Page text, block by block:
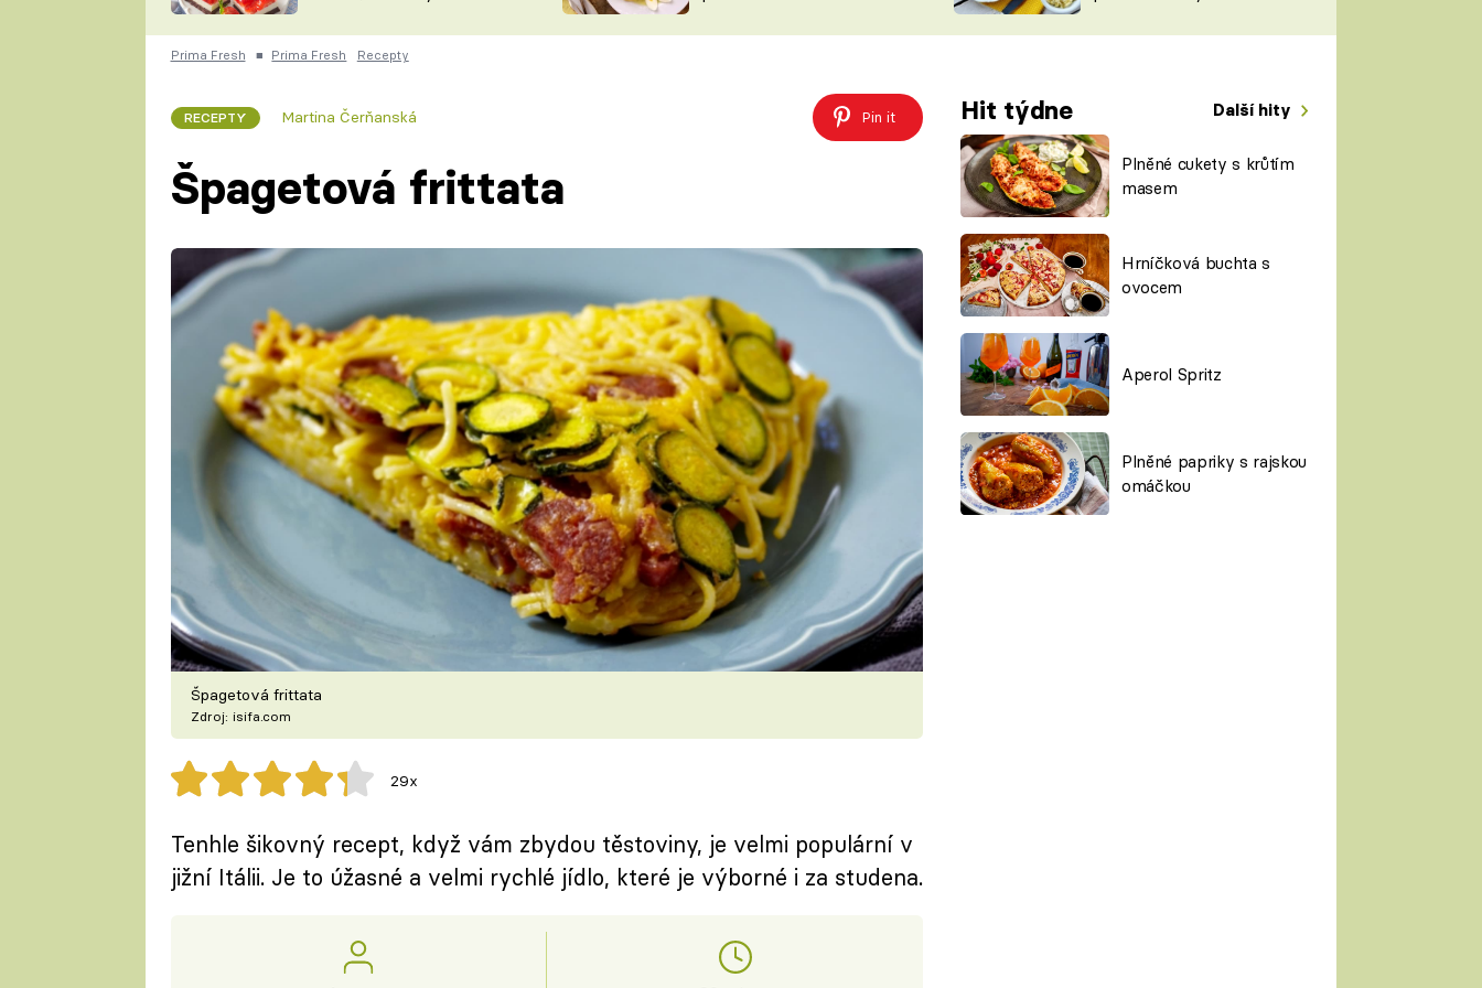
ČESKO NA TALÍŘI
KUCHAŘKA
VYCHYTÁVKY
ŠÉFREDAKTORKY
ČASOPIS
Prima Fresh ■ Prima Fresh Recepty
RECEPTY Martina Čerňanská Pin it Hit týdne Další hity
Plněné cukety s krůtím
masem
Hrníčková buchta s
ovocem
Aperol Spritz
Plněné papriky s rajskou
omáčkou
Špagetová frittata
Špagetová frittata
Zdroj: isifa.com
29x
Tenhle šikovný recept, když vám zbydou těstoviny, je velmi populární v
jižní Itálii. Je to úžasné a velmi rychlé jídlo, které je výborné i za studena.